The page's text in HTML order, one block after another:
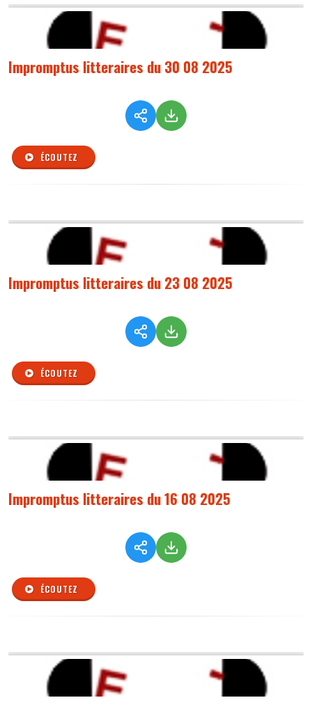
Impromptus litteraires du 30 08 2025
ÉCOUTEZ
Impromptus litteraires du 23 08 2025
ÉCOUTEZ
Impromptus litteraires du 16 08 2025
ÉCOUTEZ